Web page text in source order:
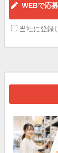
WEBで応
当社に登録